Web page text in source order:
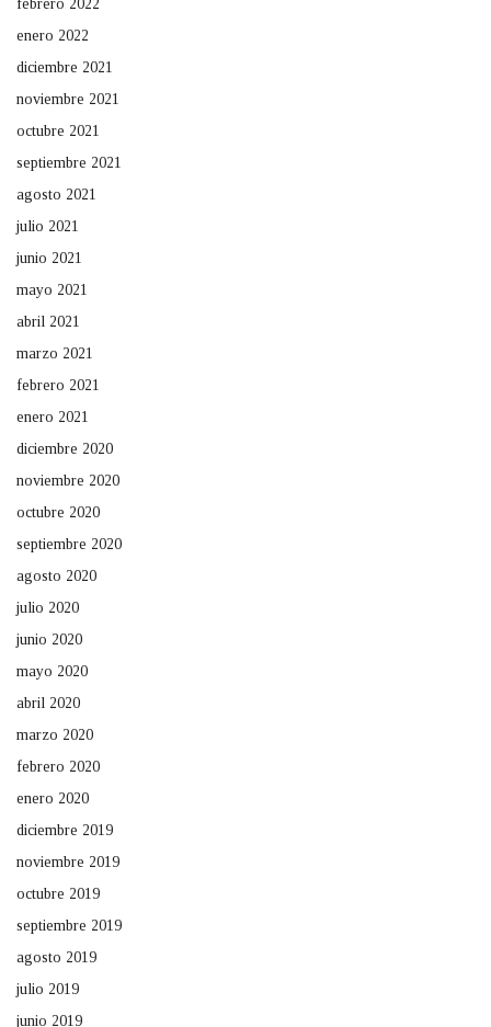
febrero 2022
enero 2022
diciembre 2021
noviembre 2021
octubre 2021
septiembre 2021
agosto 2021
julio 2021
junio 2021
mayo 2021
abril 2021
marzo 2021
febrero 2021
enero 2021
diciembre 2020
noviembre 2020
octubre 2020
septiembre 2020
agosto 2020
julio 2020
junio 2020
mayo 2020
abril 2020
marzo 2020
febrero 2020
enero 2020
diciembre 2019
noviembre 2019
octubre 2019
septiembre 2019
agosto 2019
julio 2019
junio 2019